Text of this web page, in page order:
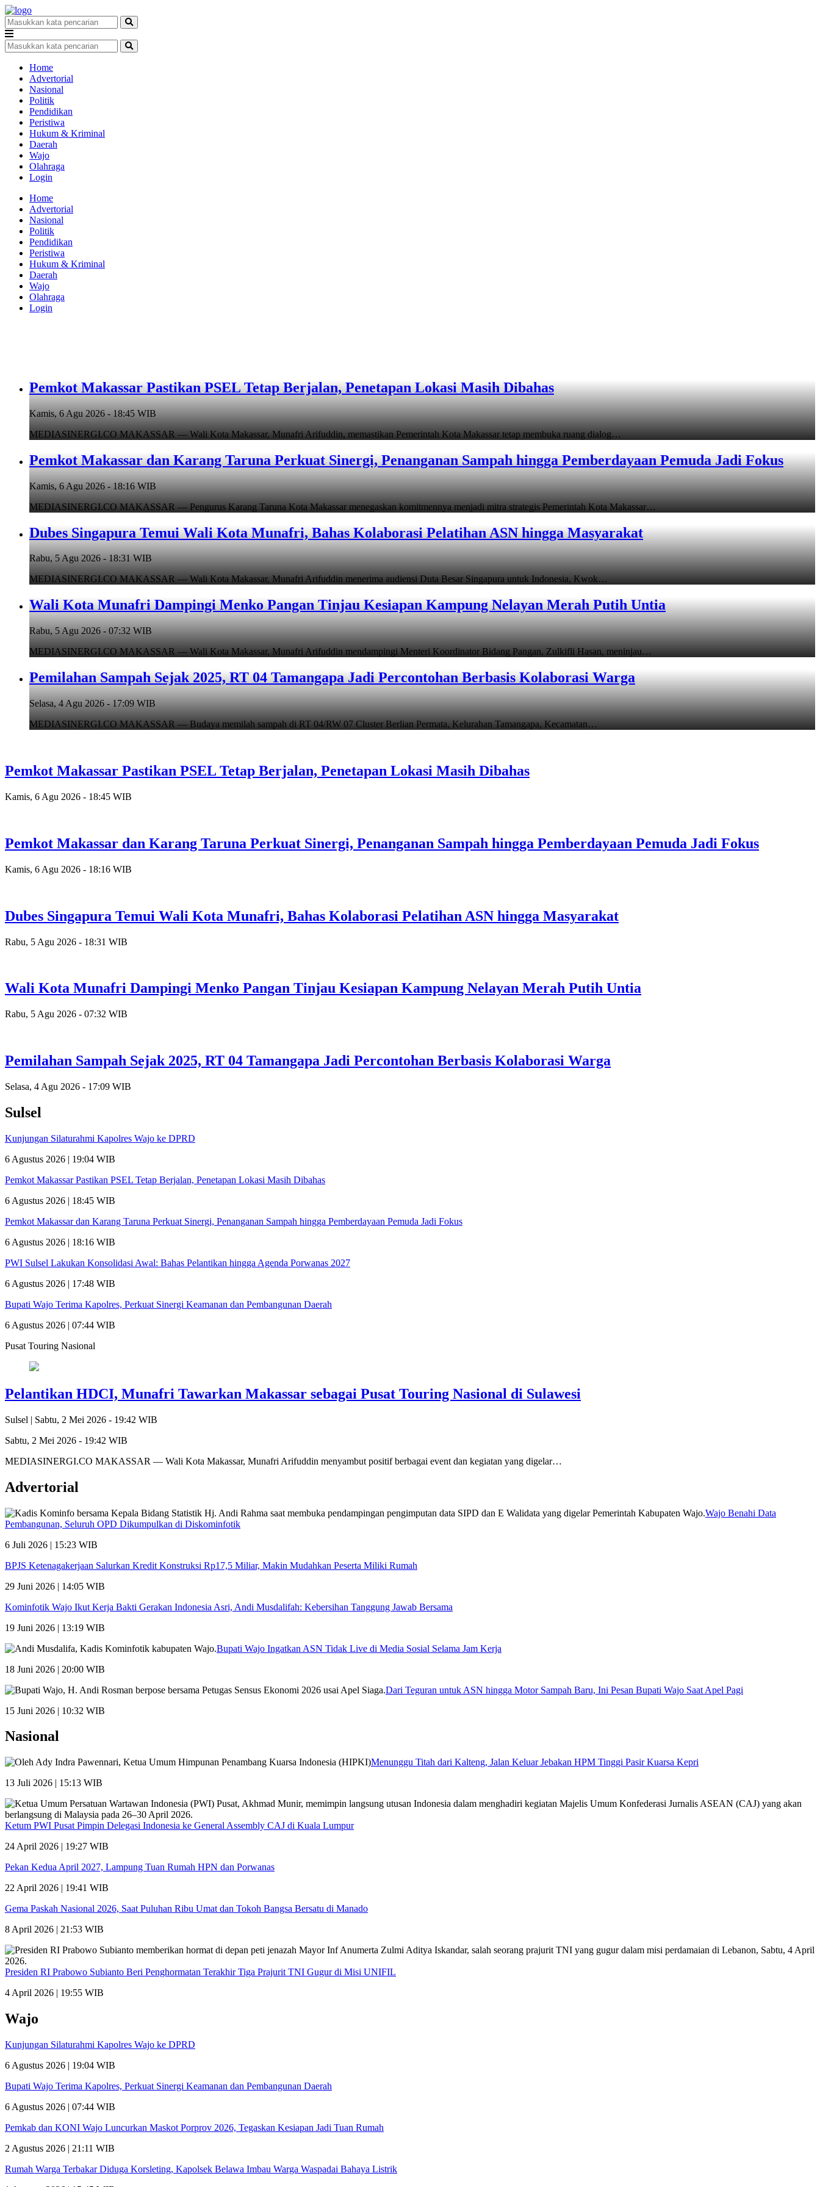
Home
Advertorial
Nasional
Politik
Pendidikan
Peristiwa
Hukum & Kriminal
Daerah
Wajo
Olahraga
Login
Home
Advertorial
Nasional
Politik
Pendidikan
Peristiwa
Hukum & Kriminal
Daerah
Wajo
Olahraga
Login
Pemkot Makassar Pastikan PSEL Tetap Berjalan, Penetapan Lokasi Masih Dibahas
Kamis, 6 Agu 2026 - 18:45 WIB
MEDIASINERGI.CO MAKASSAR — Wali Kota Makassar, Munafri Arifuddin, memastikan Pemerintah Kota Makassar tetap membuka ruang dialog…
Pemkot Makassar dan Karang Taruna Perkuat Sinergi, Penanganan Sampah hingga Pemberdayaan Pemuda Jadi Fokus
Kamis, 6 Agu 2026 - 18:16 WIB
MEDIASINERGI.CO MAKASSAR — Pengurus Karang Taruna Kota Makassar menegaskan komitmennya menjadi mitra strategis Pemerintah Kota Makassar…
Dubes Singapura Temui Wali Kota Munafri, Bahas Kolaborasi Pelatihan ASN hingga Masyarakat
Rabu, 5 Agu 2026 - 18:31 WIB
MEDIASINERGI.CO MAKASSAR — Wali Kota Makassar, Munafri Arifuddin menerima audiensi Duta Besar Singapura untuk Indonesia, Kwok…
Wali Kota Munafri Dampingi Menko Pangan Tinjau Kesiapan Kampung Nelayan Merah Putih Untia
Rabu, 5 Agu 2026 - 07:32 WIB
MEDIASINERGI.CO MAKASSAR — Wali Kota Makassar, Munafri Arifuddin mendampingi Menteri Koordinator Bidang Pangan, Zulkifli Hasan, meninjau…
Pemilahan Sampah Sejak 2025, RT 04 Tamangapa Jadi Percontohan Berbasis Kolaborasi Warga
Selasa, 4 Agu 2026 - 17:09 WIB
MEDIASINERGI.CO MAKASSAR — Budaya memilah sampah di RT 04/RW 07 Cluster Berlian Permata, Kelurahan Tamangapa, Kecamatan…
Pemkot Makassar Pastikan PSEL Tetap Berjalan, Penetapan Lokasi Masih Dibahas
Kamis, 6 Agu 2026 - 18:45 WIB
Pemkot Makassar dan Karang Taruna Perkuat Sinergi, Penanganan Sampah hingga Pemberdayaan Pemuda Jadi Fokus
Kamis, 6 Agu 2026 - 18:16 WIB
Dubes Singapura Temui Wali Kota Munafri, Bahas Kolaborasi Pelatihan ASN hingga Masyarakat
Rabu, 5 Agu 2026 - 18:31 WIB
Wali Kota Munafri Dampingi Menko Pangan Tinjau Kesiapan Kampung Nelayan Merah Putih Untia
Rabu, 5 Agu 2026 - 07:32 WIB
Pemilahan Sampah Sejak 2025, RT 04 Tamangapa Jadi Percontohan Berbasis Kolaborasi Warga
Selasa, 4 Agu 2026 - 17:09 WIB
Sulsel
Kunjungan Silaturahmi Kapolres Wajo ke DPRD
6 Agustus 2026 | 19:04 WIB
Pemkot Makassar Pastikan PSEL Tetap Berjalan, Penetapan Lokasi Masih Dibahas
6 Agustus 2026 | 18:45 WIB
Pemkot Makassar dan Karang Taruna Perkuat Sinergi, Penanganan Sampah hingga Pemberdayaan Pemuda Jadi Fokus
6 Agustus 2026 | 18:16 WIB
PWI Sulsel Lakukan Konsolidasi Awal: Bahas Pelantikan hingga Agenda Porwanas 2027
6 Agustus 2026 | 17:48 WIB
Bupati Wajo Terima Kapolres, Perkuat Sinergi Keamanan dan Pembangunan Daerah
6 Agustus 2026 | 07:44 WIB
Pusat Touring Nasional
Pelantikan HDCI, Munafri Tawarkan Makassar sebagai Pusat Touring Nasional di Sulawesi
Sulsel | Sabtu, 2 Mei 2026 - 19:42 WIB
Sabtu, 2 Mei 2026 - 19:42 WIB
MEDIASINERGI.CO MAKASSAR — Wali Kota Makassar, Munafri Arifuddin menyambut positif berbagai event dan kegiatan yang digelar…
Advertorial
Wajo Benahi Data
Pembangunan, Seluruh OPD Dikumpulkan di Diskominfotik
6 Juli 2026 | 15:23 WIB
BPJS Ketenagakerjaan Salurkan Kredit Konstruksi Rp17,5 Miliar, Makin Mudahkan Peserta Miliki Rumah
29 Juni 2026 | 14:05 WIB
Kominfotik Wajo Ikut Kerja Bakti Gerakan Indonesia Asri, Andi Musdalifah: Kebersihan Tanggung Jawab Bersama
19 Juni 2026 | 13:19 WIB
Bupati Wajo Ingatkan ASN Tidak Live di Media Sosial Selama Jam Kerja
18 Juni 2026 | 20:00 WIB
Dari Teguran untuk ASN hingga Motor Sampah Baru, Ini Pesan Bupati Wajo Saat Apel Pagi
15 Juni 2026 | 10:32 WIB
Nasional
Menunggu Titah dari Kalteng, Jalan Keluar Jebakan HPM Tinggi Pasir Kuarsa Kepri
13 Juli 2026 | 15:13 WIB
Ketum PWI Pusat Pimpin Delegasi Indonesia ke General Assembly CAJ di Kuala Lumpur
24 April 2026 | 19:27 WIB
Pekan Kedua April 2027, Lampung Tuan Rumah HPN dan Porwanas
22 April 2026 | 19:41 WIB
Gema Paskah Nasional 2026, Saat Puluhan Ribu Umat dan Tokoh Bangsa Bersatu di Manado
8 April 2026 | 21:53 WIB
Presiden RI Prabowo Subianto Beri Penghormatan Terakhir Tiga Prajurit TNI Gugur di Misi UNIFIL
4 April 2026 | 19:55 WIB
Wajo
Kunjungan Silaturahmi Kapolres Wajo ke DPRD
6 Agustus 2026 | 19:04 WIB
Bupati Wajo Terima Kapolres, Perkuat Sinergi Keamanan dan Pembangunan Daerah
6 Agustus 2026 | 07:44 WIB
Pemkab dan KONI Wajo Luncurkan Maskot Porprov 2026, Tegaskan Kesiapan Jadi Tuan Rumah
2 Agustus 2026 | 21:11 WIB
Rumah Warga Terbakar Diduga Korsleting, Kapolsek Belawa Imbau Warga Waspadai Bahaya Listrik